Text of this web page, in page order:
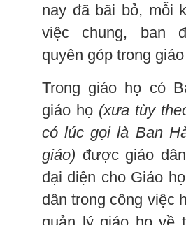
nay đã bãi bỏ, mỗi
việc chung, ban
quyên góp trong
Trong giáo họ có
giáo họ (xưa tùy
có lúc gọi là Ban
giáo) được giáo
đại diện cho Giáo
dân trong công việc